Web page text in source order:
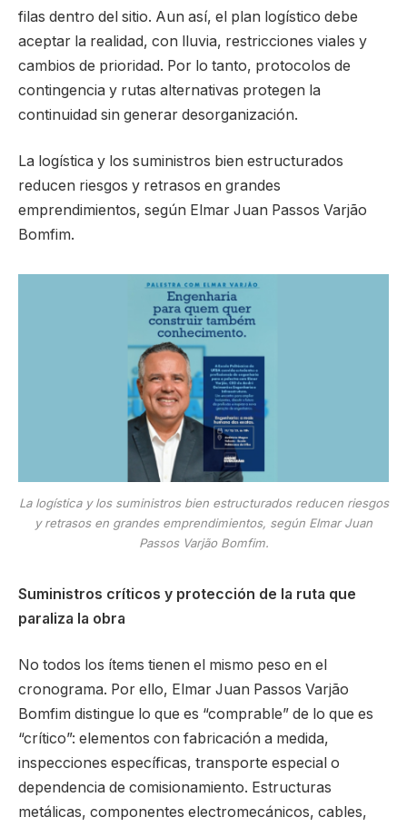
filas dentro del sitio. Aun así, el plan logístico debe
aceptar la realidad, con lluvia, restricciones viales y
cambios de prioridad. Por lo tanto, protocolos de
contingencia y rutas alternativas protegen la
continuidad sin generar desorganización.
La logística y los suministros bien estructurados
reducen riesgos y retrasos en grandes
emprendimientos, según Elmar Juan Passos Varjão
Bomfim.
La logística y los suministros bien estructurados reducen riesgos
y retrasos en grandes emprendimientos, según Elmar Juan
Passos Varjão Bomfim.
Suministros críticos y protección de la ruta que
paraliza la obra
No todos los ítems tienen el mismo peso en el
cronograma. Por ello, Elmar Juan Passos Varjão
Bomfim distingue lo que es “comprable” de lo que es
“crítico”: elementos con fabricación a medida,
inspecciones específicas, transporte especial o
dependencia de comisionamiento. Estructuras
metálicas, componentes electromecánicos, cables,